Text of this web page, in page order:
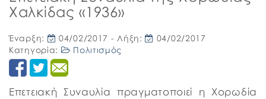
Χαλκίδας «1936»
Έναρξη: 04/02/2017 - Λήξη:
04/02/2017
Κατηγορία:
Πολιτισμός
Επετειακή Συναυλία πραγματοποιεί η Χορωδία